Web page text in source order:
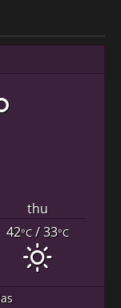
thu
42°C/ 33°C